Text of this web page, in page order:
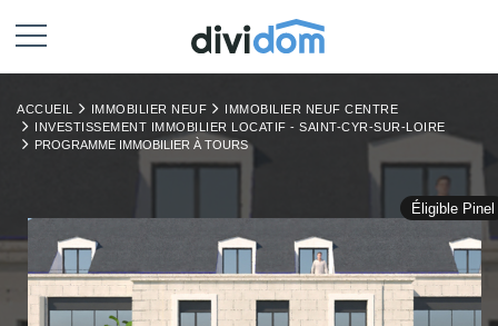
ACCUEIL IMMOBILIER NEUF
IMMOBILIER NEUF CENTRE
INVESTISSEMENT IMMOBILIER LOCATIF - SAINT-CYR-SUR-LOIRE
PROGRAMME IMMOBILIER À TOURS
Éligible Pinel